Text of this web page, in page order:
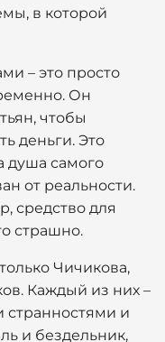
в которой
– это просто
Он
чтобы
деньги. Это
душа самого
от реальности.
средство для
страшно.
Чичикова,
Каждый из них –
странностями и
и бездельник,